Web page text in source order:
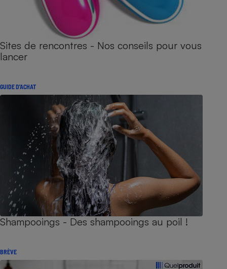
Sites de rencontres - Nos conseils pour vous
lancer
GUIDE D'ACHAT
Shampooings - Des shampooings au poil !
BRÈVE